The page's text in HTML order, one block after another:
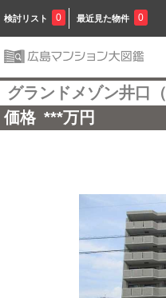
検討リスト 0 最近見た物件 0
グランドメゾン井口（
価格 ***万円